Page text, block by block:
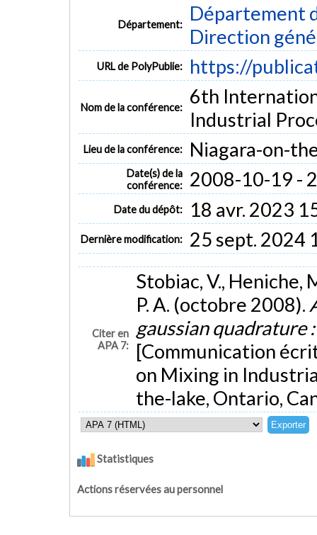
Département:
Département
Direction
URL de PolyPublie: https://
Nom de la conférence:
6th
Industrial
Lieu de la conférence: Niagara-on-
Date(s) de la
conférence:
2008-10-19 -
Date du dépôt: 18 avr. 2023
Dernière modification: 25 sept. 2024
Citer en
APA 7:
Stobiac, V., Heniche,
P. A. (octobre 2008).
gaussian quadrature
[Communication
on Mixing in
the-lake, Ontario,
Statistiques
Actions réservées au personnel